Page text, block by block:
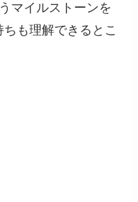
マイルストーンを
も理解できるとこ